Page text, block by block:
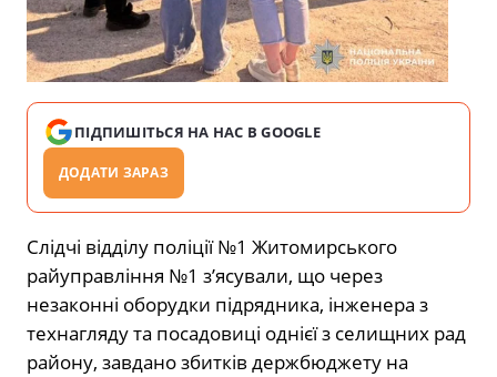
ПІДПИШІТЬСЯ НА НАС В GOOGLE
ДОДАТИ ЗАРАЗ
Слідчі відділу поліції №1 Житомирського
райуправління №1 з’ясували, що через
незаконні оборудки підрядника, інженера з
технагляду та посадовиці однієї з селищних рад
району, завдано збитків держбюджету на